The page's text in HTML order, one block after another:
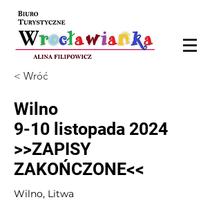
< Wróć
Wilno
9-10 listopada 2024
>>ZAPISY
ZAKOŃCZONE<<
Wilno, Litwa